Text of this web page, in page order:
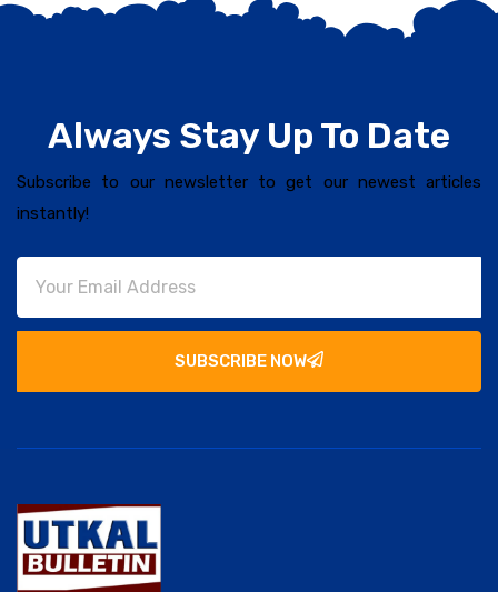
Always Stay Up To Date
Subscribe to our newsletter to get our newest articles
instantly!
SUBSCRIBE NOW